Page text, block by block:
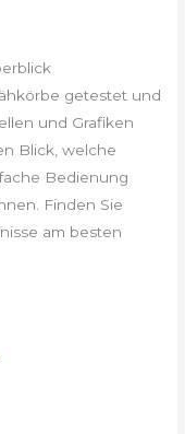
getestet und
und Grafiken
Blick, welche
Bedienung
Finden Sie
am besten